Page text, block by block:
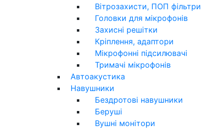
Вітрозахисти, ПОП фільтри
Головки для мікрофонів
Захисні решітки
Кріплення, адаптори
Мікрофонні підсилювачі
Тримачі мікрофонів
Автоакустика
Навушники
Бездротові навушники
Беруші
Вушні монітори